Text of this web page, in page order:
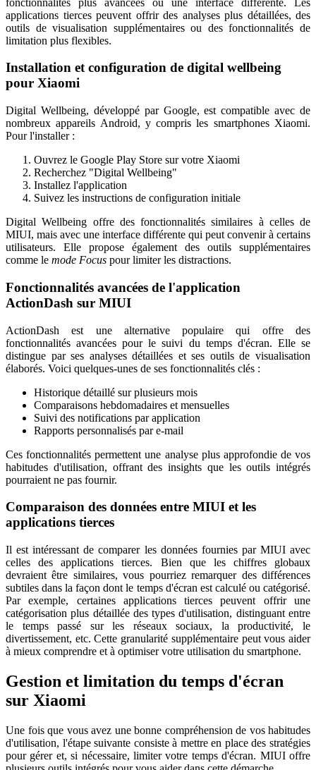
applications tierces peuvent offrir des analyses plus détaillées, des
outils de visualisation supplémentaires ou des fonctionnalités de
limitation plus flexibles.
Installation et configuration de digital wellbeing
pour Xiaomi
Digital Wellbeing, développé par Google, est compatible avec de
nombreux appareils Android, y compris les smartphones Xiaomi.
Pour l'installer :
Ouvrez le Google Play Store sur votre Xiaomi
Recherchez "Digital Wellbeing"
Installez l'application
Suivez les instructions de configuration initiale
Digital Wellbeing offre des fonctionnalités similaires à celles de
MIUI, mais avec une interface différente qui peut convenir à certains
utilisateurs. Elle propose également des outils supplémentaires
comme le mode Focus pour limiter les distractions.
Fonctionnalités avancées de l'application
ActionDash sur MIUI
ActionDash est une alternative populaire qui offre des
fonctionnalités avancées pour le suivi du temps d'écran. Elle se
distingue par ses analyses détaillées et ses outils de visualisation
élaborés. Voici quelques-unes de ses fonctionnalités clés :
Historique détaillé sur plusieurs mois
Comparaisons hebdomadaires et mensuelles
Suivi des notifications par application
Rapports personnalisés par e-mail
Ces fonctionnalités permettent une analyse plus approfondie de vos
habitudes d'utilisation, offrant des insights que les outils intégrés
pourraient ne pas fournir.
Comparaison des données entre MIUI et les
applications tierces
Il est intéressant de comparer les données fournies par MIUI avec
celles des applications tierces. Bien que les chiffres globaux
devraient être similaires, vous pourriez remarquer des différences
subtiles dans la façon dont le temps d'écran est calculé ou catégorisé.
Par exemple, certaines applications tierces peuvent offrir une
catégorisation plus détaillée des types d'utilisation, distinguant entre
le temps passé sur les réseaux sociaux, la productivité, le
divertissement, etc. Cette granularité supplémentaire peut vous aider
à mieux comprendre et à optimiser votre utilisation du smartphone.
Gestion et limitation du temps d'écran
sur Xiaomi
Une fois que vous avez une bonne compréhension de vos habitudes
d'utilisation, l'étape suivante consiste à mettre en place des stratégies
pour gérer et, si nécessaire, limiter votre temps d'écran. MIUI offre